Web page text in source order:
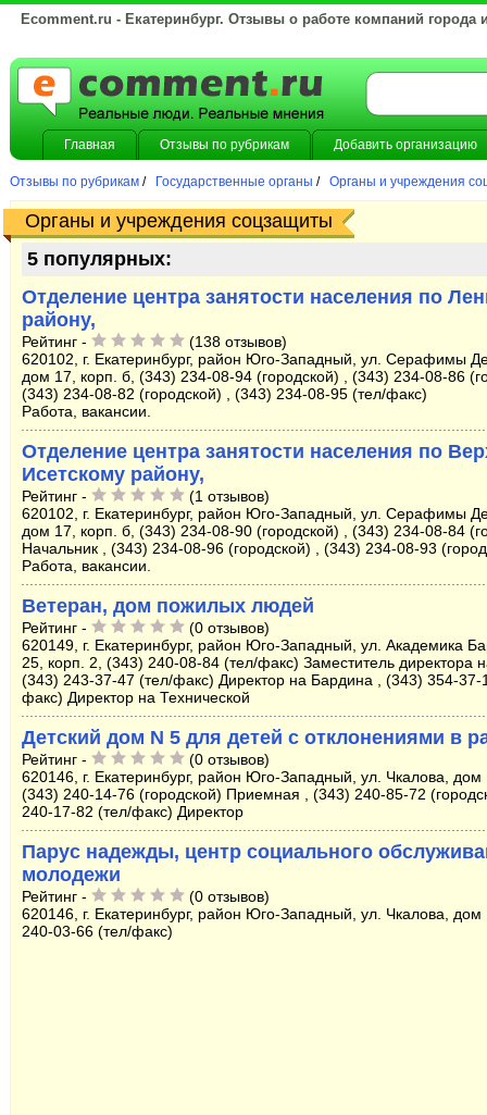
Ecomment.ru - Екатеринбург. Отзывы о работе компаний города
Главная Отзывы по рубрикам Добавить организацию
Отзывы по рубрикам / Государственные органы / Органы и учреждения
Органы и учреждения соцзащиты
5 популярных:
Отделение центра занятости населения по
району,
Рейтинг -
(138 отзывов)
620102, г. Екатеринбург, район Юго-Западный, ул. Серафимы
дом 17, корп. б, (343) 234-08-94 (городской) , (343) 234-08-86
(343) 234-08-82 (городской) , (343) 234-08-95 (тел/факс)
Работа, вакансии.
Отделение центра занятости населения по
Исетскому району,
Рейтинг -
(1 отзывов)
620102, г. Екатеринбург, район Юго-Западный, ул. Серафимы
дом 17, корп. б, (343) 234-08-90 (городской) , (343) 234-08-84
Начальник , (343) 234-08-96 (городской) , (343) 234-08-93
Работа, вакансии.
Ветеран, дом пожилых людей
Рейтинг -
(0 отзывов)
620149, г. Екатеринбург, район Юго-Западный, ул. Академика
25, корп. 2, (343) 240-08-84 (тел/факс) Заместитель директора
(343) 243-37-47 (тел/факс) Директор на Бардина , (343) 354-37-
факс) Директор на Технической
Детский дом N 5 для детей с отклонениями в
Рейтинг -
(0 отзывов)
620146, г. Екатеринбург, район Юго-Западный, ул. Чкалова, дом
(343) 240-14-76 (городской) Приемная , (343) 240-85-72
240-17-82 (тел/факс) Директор
Парус надежды, центр социального
молодежи
Рейтинг -
(0 отзывов)
620146, г. Екатеринбург, район Юго-Западный, ул. Чкалова,
240-03-66 (тел/факс)